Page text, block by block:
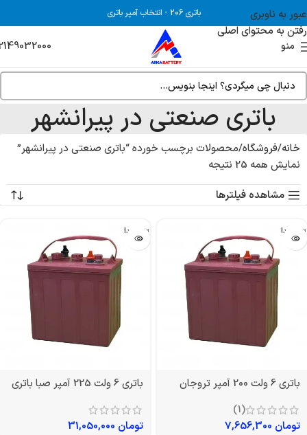
عبور به ناوبری
رفتن به محتوای اصلی
باتری 206 - انتخاب آمپر باتری
منو
باتری صنعتی در پیرانشهر
خانه فروشگاه محصولات برچسب خورده “باتری صنعتی در پیرانشهر”
نمایش همه 25 نتیجه
مشاهده فیلترها
تمام شد!
باتری 6 ولت 200 آمپر تروجان
(1)
تومان
تمام شد!
باتری 6 ولت 225 آمپر صبا باتری
تومان